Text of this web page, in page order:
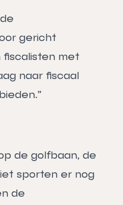
gericht
met
naar fiscaal
de golfbaan, de
sporten er nog
de